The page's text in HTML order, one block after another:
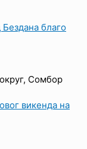
Бездана благо
, Сомбор
викенда на